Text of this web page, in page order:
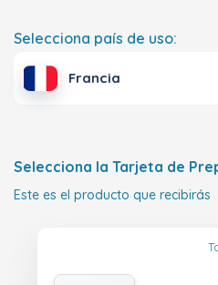
Selecciona país de uso:
Francia
Selecciona la Tarjeta de
Este es el producto que recibirás